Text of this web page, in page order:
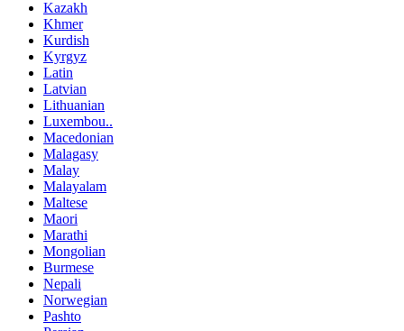
Kazakh
Khmer
Kurdish
Kyrgyz
Latin
Latvian
Lithuanian
Luxembou..
Macedonian
Malagasy
Malay
Malayalam
Maltese
Maori
Marathi
Mongolian
Burmese
Nepali
Norwegian
Pashto